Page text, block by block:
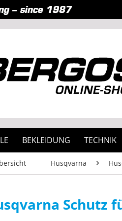
BEKLEIDUNG TECHNIK
Husqvarna
Schutz